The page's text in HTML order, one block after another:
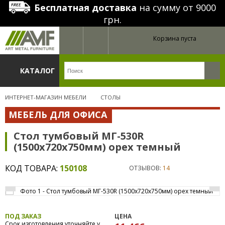
Бесплатная доставка на сумму от 9000
грн.
Корзина пуста
КАТАЛОГ
ИНТЕРНЕТ-МАГАЗИН МЕБЕЛИ СТОЛЫ
МЕБЕЛЬ ДЛЯ ОФИСА
Стол тумбовый МГ-530R
(1500х720х750мм) орех темный
КОД ТОВАРА: 150108 ОТЗЫВОВ: 14
ПОД ЗАКАЗ
ЦЕНА